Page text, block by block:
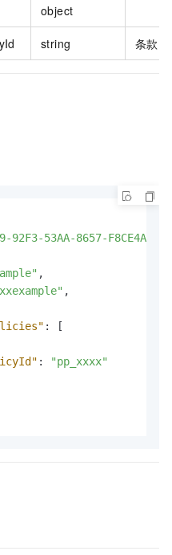
object
string 条款
92F3-53AA-8657-
,
,
:
[
:
"pp_xxxx"